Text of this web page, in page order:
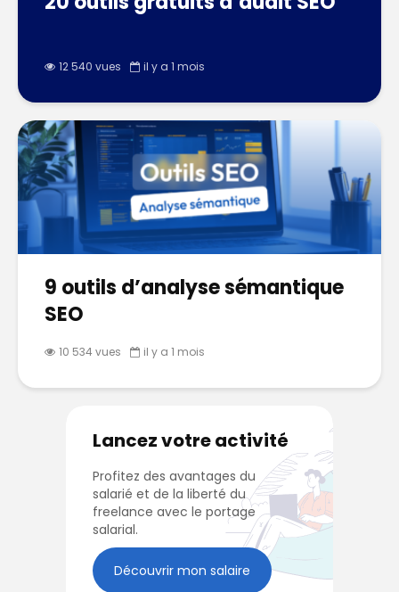
12 540 vues il y a 1 mois
9 outils d’analyse sémantique
SEO
10 534 vues il y a 1 mois
Lancez votre activité
Profitez des avantages du
salarié et de la liberté du
freelance avec le portage
salarial.
Découvrir mon salaire